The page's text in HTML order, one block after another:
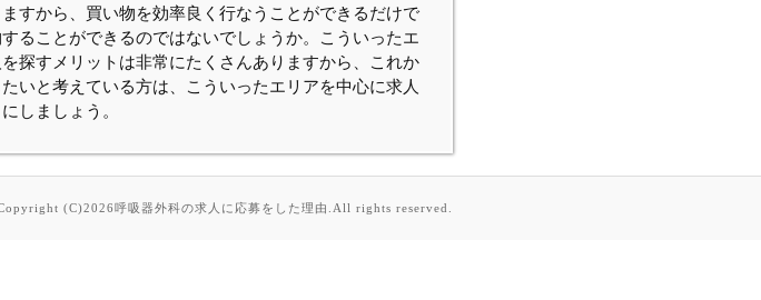
すから、買い物を効率良く行なうことができるだけで
ることができるのではないでしょうか。こういったエ
探すメリットは非常にたくさんありますから、これか
いと考えている方は、こういったエリアを中心に求人
しましょう。
(C)2026呼吸器外科の求人に応募をした理由.All rights reserved.